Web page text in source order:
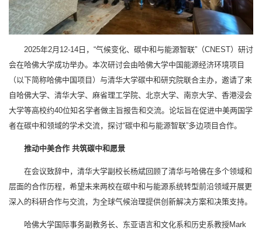
2025年2月12-14日，“气候变化、碳中和与能源智联”（CNEST）研讨
会在哈佛大学成功举办。本次研讨会由哈佛大学中国能源经济环境项目
（以下简称哈佛中国项目）与清华大学碳中和研究院联合主办，邀请了来
自哈佛大学、清华大学、麻省理工学院、北京大学、南京大学、香港浸会
大学等高校约40位知名学者做主旨报告和交流。论坛旨在促进中美两国学
者在碳中和领域的学术交流，探讨“碳中和与能源智联”多边项目合作。
推动中美合作 共筑碳中和愿景
在会议致辞中，清华大学副校长杨斌回顾了清华与哈佛在多个领域和
层面的合作历程，希望未来两校在碳中和与能源系统转型前沿领域开展更
深入的科研合作与交流，为全球气候治理提供创新解决方案和决策支持。
哈佛大学国际事务副教务长、东亚语言和文化系和历史系教授Mark